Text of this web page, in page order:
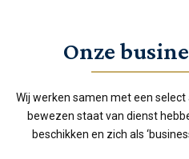
Onze
Wij werken samen met een
bewezen staat van dienst
beschikken en zich als